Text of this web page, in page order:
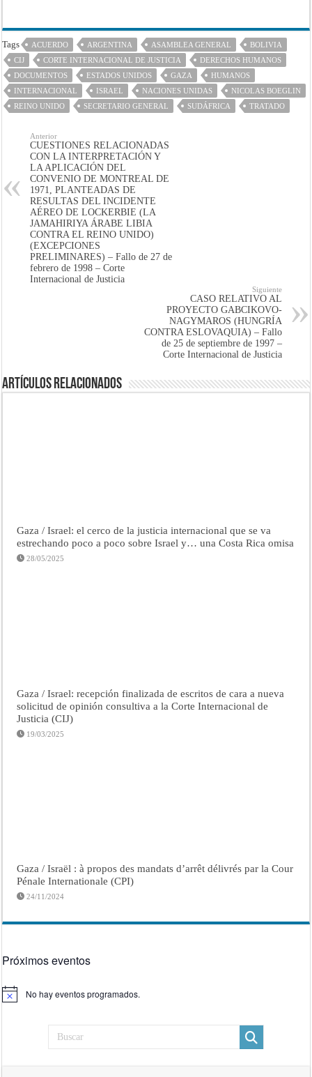
Tags ACUERDO ARGENTINA ASAMBLEA GENERAL
BOLIVIA
CIJ
CORTE INTERNACIONAL DE JUSTICIA
DERECHOS HUMANOS
DOCUMENTOS
ESTADOS UNIDOS GAZA
HUMANOS
INTERNACIONAL
ISRAEL NACIONES UNIDAS
NICOLAS BOEGLIN
REINO UNIDO
SECRETARIO GENERAL SUDÁFRICA TRATADO
Anterior
CUESTIONES RELACIONADAS
CON LA INTERPRETACIÓN Y
LA APLICACIÓN DEL
CONVENIO DE MONTREAL DE
1971, PLANTEADAS DE
RESULTAS DEL INCIDENTE
AÉREO DE LOCKERBIE (LA
JAMAHIRIYA ÁRABE LIBIA
CONTRA EL REINO UNIDO)
(EXCEPCIONES
PRELIMINARES) – Fallo de 27 de
febrero de 1998 – Corte
Internacional de Justicia
Siguiente
CASO RELATIVO AL
PROYECTO GABCIKOVO-
NAGYMAROS (HUNGRÍA
CONTRA ESLOVAQUIA) – Fallo
de 25 de septiembre de 1997 –
Corte Internacional de Justicia
Artículos Relacionados
Gaza / Israel: el cerco de la justicia internacional que se va
estrechando poco a poco sobre Israel y… una Costa Rica omisa
28/05/2025
Gaza / Israel: recepción finalizada de escritos de cara a nueva
solicitud de opinión consultiva a la Corte Internacional de
Justicia (CIJ)
19/03/2025
Gaza / Israël : à propos des mandats d’arrêt délivrés par la Cour
Pénale Internationale (CPI)
24/11/2024
Próximos eventos
Aviso No hay eventos programados.